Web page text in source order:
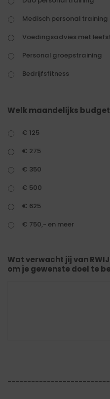
Medisch personal training
Voedingsadvies met
Personal groepstraining
Bedrijfsfitness
Welk maandelijks
€ 125
€ 275
€ 350
€ 500
€ 625
€ 750,- en meer
Wat verwacht jij van
om je gewenste doel te